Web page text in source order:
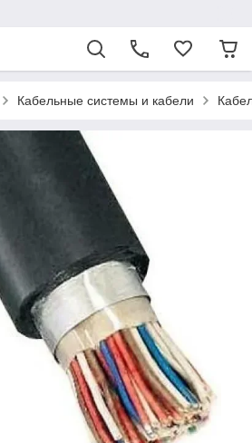
Кабельные системы и кабели